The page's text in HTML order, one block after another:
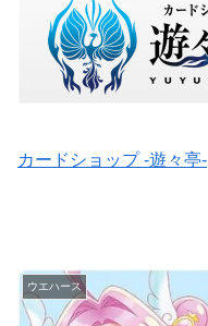
カードショップ -遊々亭-
ウエハース